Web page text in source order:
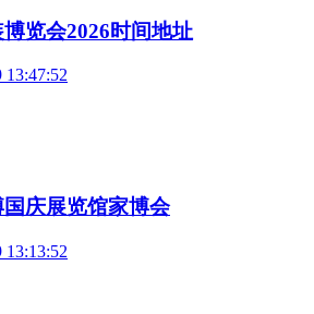
览会2026时间地址
13:47:52
庆展览馆家博会
13:13:52